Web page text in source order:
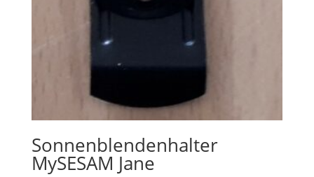
Sonnenblendenhalter
MySESAM Jane